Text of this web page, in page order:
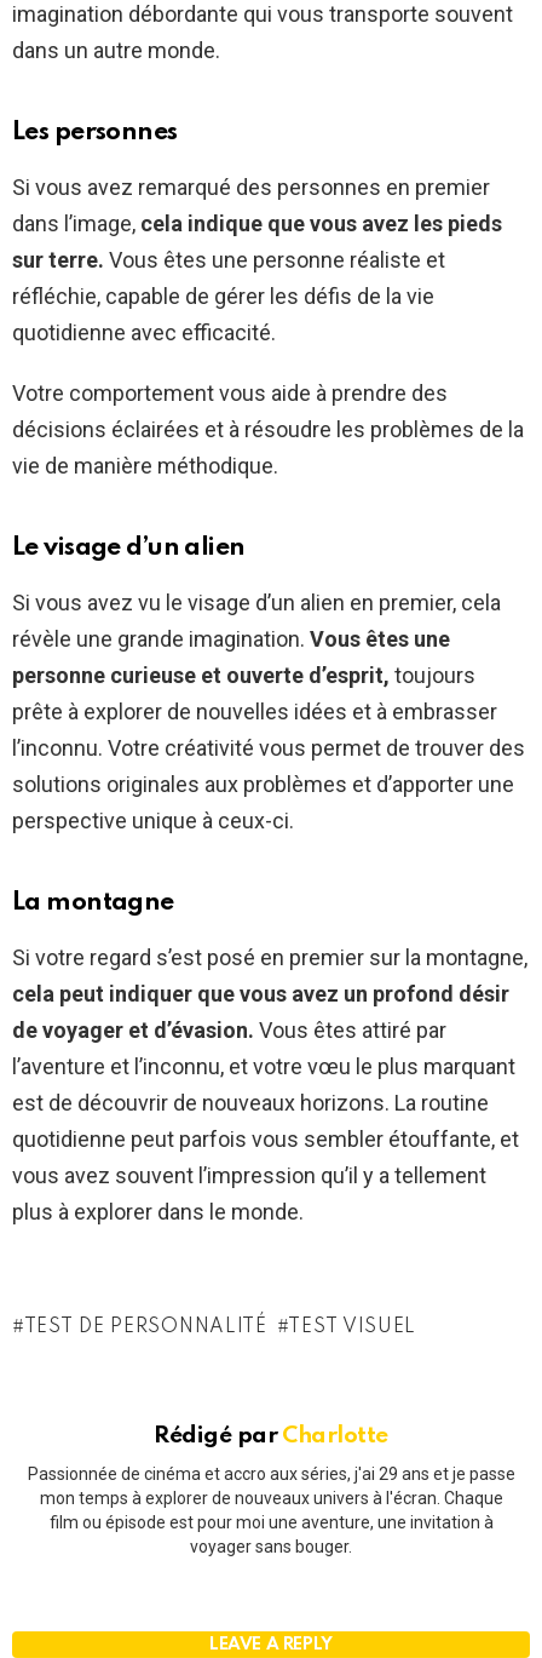
imagination débordante qui vous transporte souvent
dans un autre monde.
Les personnes
Si vous avez remarqué des personnes en premier
dans l’image, cela indique que vous avez les pieds
sur terre. Vous êtes une personne réaliste et
réfléchie, capable de gérer les défis de la vie
quotidienne avec efficacité.
Votre comportement vous aide à prendre des
décisions éclairées et à résoudre les problèmes de la
vie de manière méthodique.
Le visage d’un alien
Si vous avez vu le visage d’un alien en premier, cela
révèle une grande imagination. Vous êtes une
personne curieuse et ouverte d’esprit, toujours
prête à explorer de nouvelles idées et à embrasser
l’inconnu. Votre créativité vous permet de trouver des
solutions originales aux problèmes et d’apporter une
perspective unique à ceux-ci.
La montagne
Si votre regard s’est posé en premier sur la montagne,
cela peut indiquer que vous avez un profond désir
de voyager et d’évasion. Vous êtes attiré par
l’aventure et l’inconnu, et votre vœu le plus marquant
est de découvrir de nouveaux horizons. La routine
quotidienne peut parfois vous sembler étouffante, et
vous avez souvent l’impression qu’il y a tellement
plus à explorer dans le monde.
TEST DE PERSONNALITÉ TEST VISUEL
Rédigé par Charlotte
Passionnée de cinéma et accro aux séries, j'ai 29 ans et je passe
mon temps à explorer de nouveaux univers à l'écran. Chaque
film ou épisode est pour moi une aventure, une invitation à
voyager sans bouger.
LEAVE A REPLY